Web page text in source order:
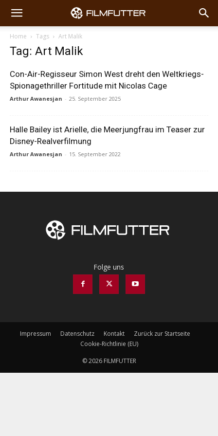
Home Tags Art Malik
Tag: Art Malik
Con-Air-Regisseur Simon West dreht den Weltkriegs-
Spionagethriller Fortitude mit Nicolas Cage
Arthur Awanesjan - 25. September 2025
Halle Bailey ist Arielle, die Meerjungfrau im Teaser zur
Disney-Realverfilmung
Arthur Awanesjan - 15. September 2022
Folge uns
Impressum Datenschutz Kontakt
Zurück zur Startseite
Cookie-Richtlinie (EU)
© 2026 FILMFUTTER